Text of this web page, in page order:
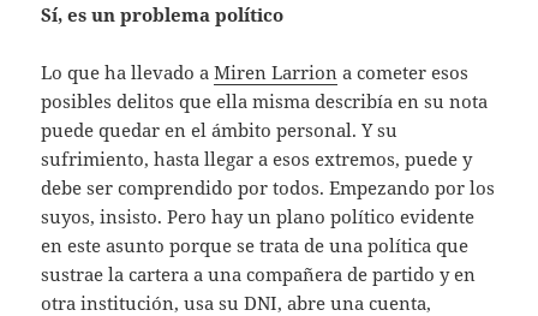
Sí, es un problema político
Lo que ha llevado aMiren Larrion a cometer esos
posibles delitos que ella misma describía en su nota
puede quedar en el ámbito personal. Y su
sufrimiento, hasta llegar a esos extremos, puede y
debe ser comprendido por todos. Empezando por los
suyos, insisto. Pero hay un plano político evidente
en este asunto porque se trata de una política que
sustrae la cartera a una compañera de partido y en
otra institución, usa su DNI, abre una cuenta,